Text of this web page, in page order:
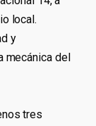
local.
y
mecánica del
tres